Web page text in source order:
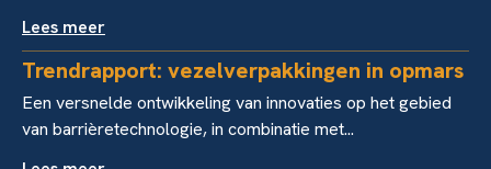
Lees meer
Trendrapport: vezelverpakkingen in opmars
Een versnelde ontwikkeling van innovaties op het gebied
van barrièretechnologie, in combinatie met...